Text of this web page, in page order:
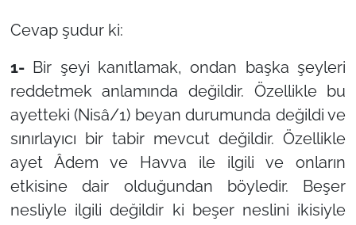
Cevap şudur ki:
1- Bir şeyi kanıtlamak, ondan başka şeyleri
reddetmek anlamında değildir. Özellikle bu
ayetteki (Nisâ/1) beyan durumunda değildi ve
sınırlayıcı bir tabir mevcut değildir. Özellikle
ayet Âdem ve Havva ile ilgili ve onların
etkisine dair olduğundan böyledir. Beşer
nesliyle ilgili değildir ki beşer neslini ikisiyle